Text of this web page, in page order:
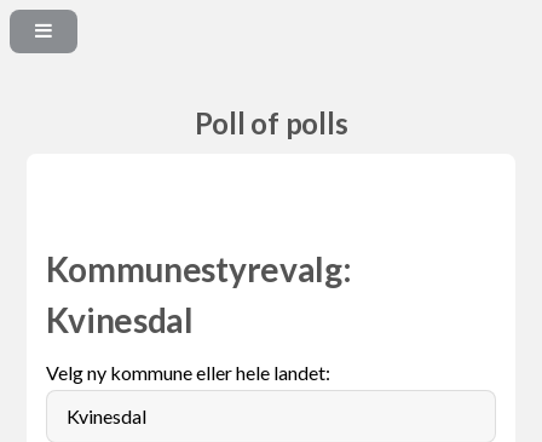
Poll of polls
Kommunestyrevalg:
Kvinesdal
Velg ny kommune eller hele landet: